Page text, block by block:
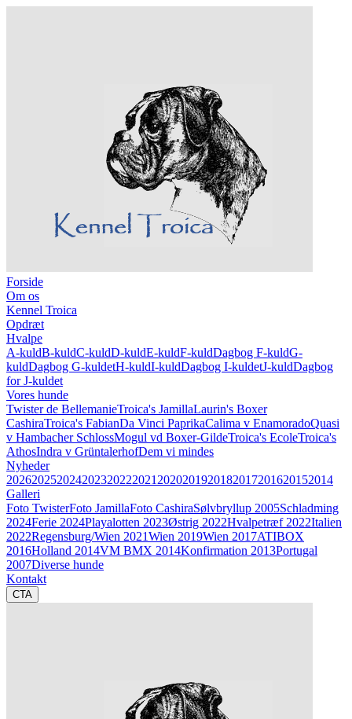
Forside
Om os
Kennel Troica
Opdræt
Hvalpe
A-kuldB-kuldC-kuldD-kuldE-kuldF-kuldDagbog F-kuldG-
kuldDagbog G-kuldetH-kuldI-kuldDagbog I-kuldetJ-kuldDagbog
for J-kuldet
Vores hunde
Twister de BellemanieTroica's JamillaLaurin's Boxer
CashiraTroica's FabianDa Vinci PaprikaCalima v EnamoradoQuasi
v Hambacher SchlossMogul vd Boxer-GildeTroica's EcoleTroica's
AthosIndra v GrüntalerhofDem vi mindes
Nyheder
202620252024202320222021 2020201920182017201620152014
Galleri
Foto TwisterFoto JamillaFoto CashiraSølvbryllup 2005Schladming
2024Ferie 2024Playalotten 2023Østrig 2022Hvalpetræf 2022Italien
2022Regensburg/Wien 2021Wien 2019Wien 2017ATIBOX
2016Holland 2014VM BMX 2014Konfirmation 2013Portugal
2007Diverse hunde
Kontakt
CTA